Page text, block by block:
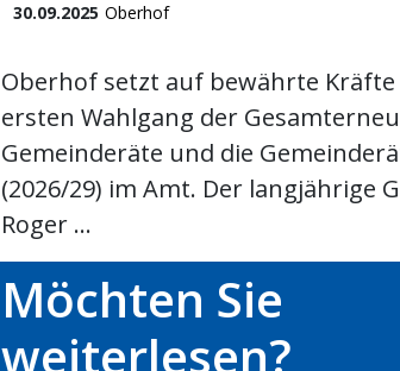
30.09.2025 Oberhof
Oberhof setzt auf bewährte
ersten Wahlgang der
Gemeinderäte und die
(2026/29) im Amt. Der langjährige
Roger ...
Möchten Sie
weiterlesen?